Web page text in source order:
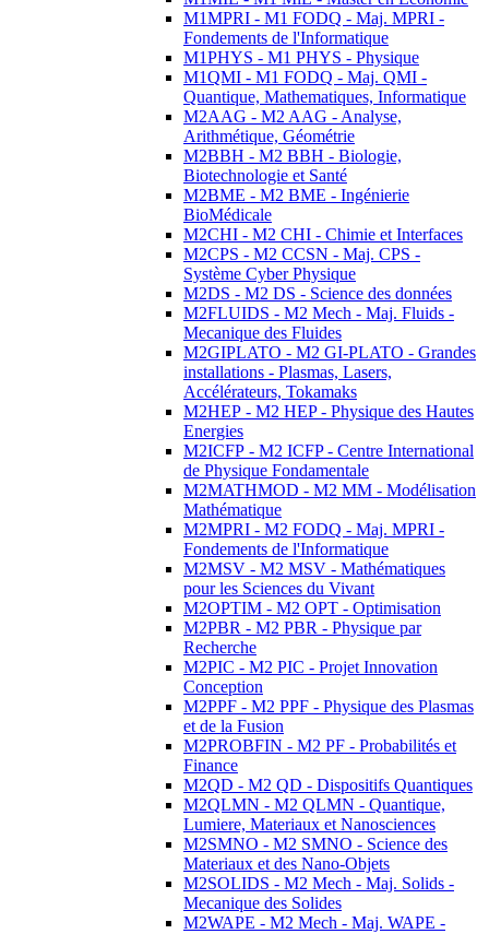
M1MPRI - M1 FODQ - Maj. MPRI -
Fondements de l'Informatique
M1PHYS - M1 PHYS - Physique
M1QMI - M1 FODQ - Maj. QMI -
Quantique, Mathematiques, Informatique
M2AAG - M2 AAG - Analyse,
Arithmétique, Géométrie
M2BBH - M2 BBH - Biologie,
Biotechnologie et Santé
M2BME - M2 BME - Ingénierie
BioMédicale
M2CHI - M2 CHI - Chimie et Interfaces
M2CPS - M2 CCSN - Maj. CPS -
Système Cyber Physique
M2DS - M2 DS - Science des données
M2FLUIDS - M2 Mech - Maj. Fluids -
Mecanique des Fluides
M2GIPLATO - M2 GI-PLATO - Grandes
installations - Plasmas, Lasers,
Accélérateurs, Tokamaks
M2HEP - M2 HEP - Physique des Hautes
Energies
M2ICFP - M2 ICFP - Centre International
de Physique Fondamentale
M2MATHMOD - M2 MM - Modélisation
Mathématique
M2MPRI - M2 FODQ - Maj. MPRI -
Fondements de l'Informatique
M2MSV - M2 MSV - Mathématiques
pour les Sciences du Vivant
M2OPTIM - M2 OPT - Optimisation
M2PBR - M2 PBR - Physique par
Recherche
M2PIC - M2 PIC - Projet Innovation
Conception
M2PPF - M2 PPF - Physique des Plasmas
et de la Fusion
M2PROBFIN - M2 PF - Probabilités et
Finance
M2QD - M2 QD - Dispositifs Quantiques
M2QLMN - M2 QLMN - Quantique,
Lumiere, Materiaux et Nanosciences
M2SMNO - M2 SMNO - Science des
Materiaux et des Nano-Objets
M2SOLIDS - M2 Mech - Maj. Solids -
Mecanique des Solides
M2WAPE - M2 Mech - Maj. WAPE -